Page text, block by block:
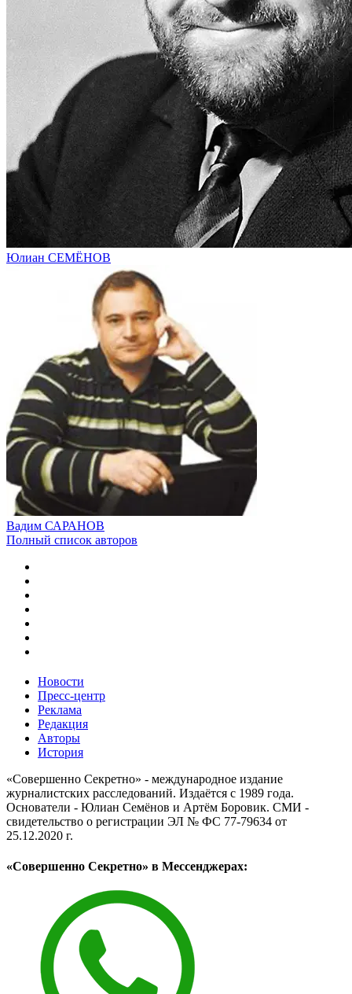
Юлиан СЕМЁНОВ
Вадим САРАНОВ
Полный список авторов
Новости
Пресс-центр
Реклама
Редакция
Авторы
История
«Совершенно Секретно» - международное издание
журналистских расследований. Издаётся с 1989 года.
Основатели - Юлиан Семёнов и Артём Боровик. CМИ -
свидетельство о регистрации ЭЛ № ФС 77-79634 от
25.12.2020 г.
«Совершенно Секретно» в Мессенджерах: